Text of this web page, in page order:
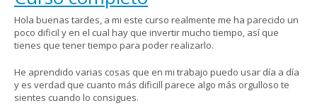
Hola buenas tardes, a mi este curso realmente me ha parecido un
poco dificil y en el cual hay que invertir mucho tiempo, así que
tienes que tener tiempo para poder realizarlo.
He aprendido varias cosas que en mi trabajo puedo usar día a día
y es verdad que cuanto más dificill parece algo más orgulloso te
sientes cuando lo consigues.